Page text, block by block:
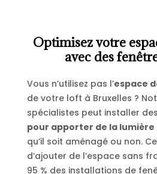
Optimisez votre
avec des
Vous n’utilisez pas l’espace
de votre loft à Bruxelles ?
spécialistes peut installer des
pour apporter de la
qu’il soit aménagé ou non.
d’ajouter de l’espace sans
95 % des installations de